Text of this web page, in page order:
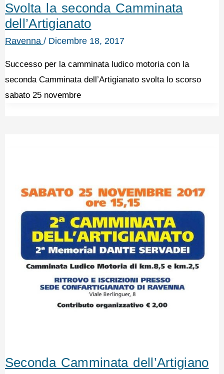
Svolta la seconda Camminata
dell’Artigianato
Ravenna / Dicembre 18, 2017
Successo per la camminata ludico motoria con la
seconda Camminata dell’Artigianato svolta lo scorso
sabato 25 novembre
Seconda Camminata dell’Artigiano